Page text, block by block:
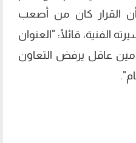
أن القرار كان من أصعب
الفنية، قائلًا: "العنوان
عاقل يرفض التعاون